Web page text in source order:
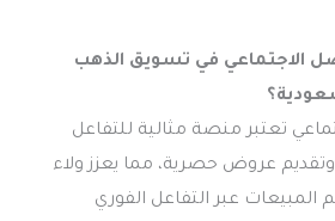
الاجتماعي في تسويق الذهب
تعتبر منصة مثالية للتفاعل
عروض حصرية، مما يعزز ولاء
المبيعات عبر التفاعل الفوري